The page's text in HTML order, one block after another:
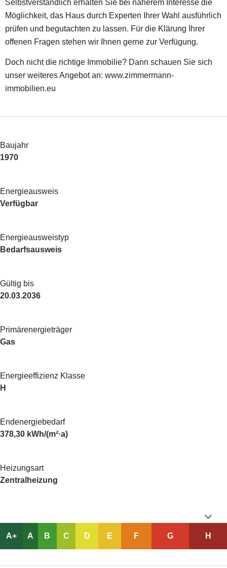
Selbstverständlich erhalten Sie bei näherem Interesse die
Möglichkeit, das Haus durch Experten Ihrer Wahl ausführlich
prüfen und begutachten zu lassen. Für die Klärung Ihrer
offenen Fragen stehen wir Ihnen gerne zur Verfügung.
Doch nicht die richtige Immobilie? Dann schauen Sie sich
unser weiteres Angebot an: www.zimmermann-
immobilien.eu
Baujahr
1970
Energieausweis
Verfügbar
Energie­ausweistyp
Bedarfsausweis
Gültig bis
20.03.2036
Primärenergieträger
Gas
Energieeffizienz Klasse
H
Endenergiebedarf
378,30 kWh/(m²·a)
Heizungsart
Zentralheizung
A+ A B C D E F G H